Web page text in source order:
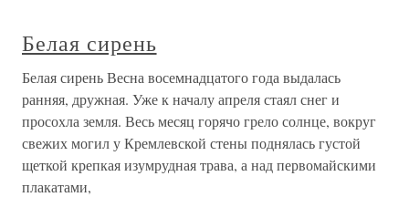
Белая сирень
Белая сирень Весна восемнадцатого года выдалась
ранняя, дружная. Уже к началу апреля стаял снег и
просохла земля. Весь месяц горячо грело солнце, вокруг
свежих могил у Кремлевской стены поднялась густой
щеткой крепкая изумрудная трава, а над первомайскими
плакатами,